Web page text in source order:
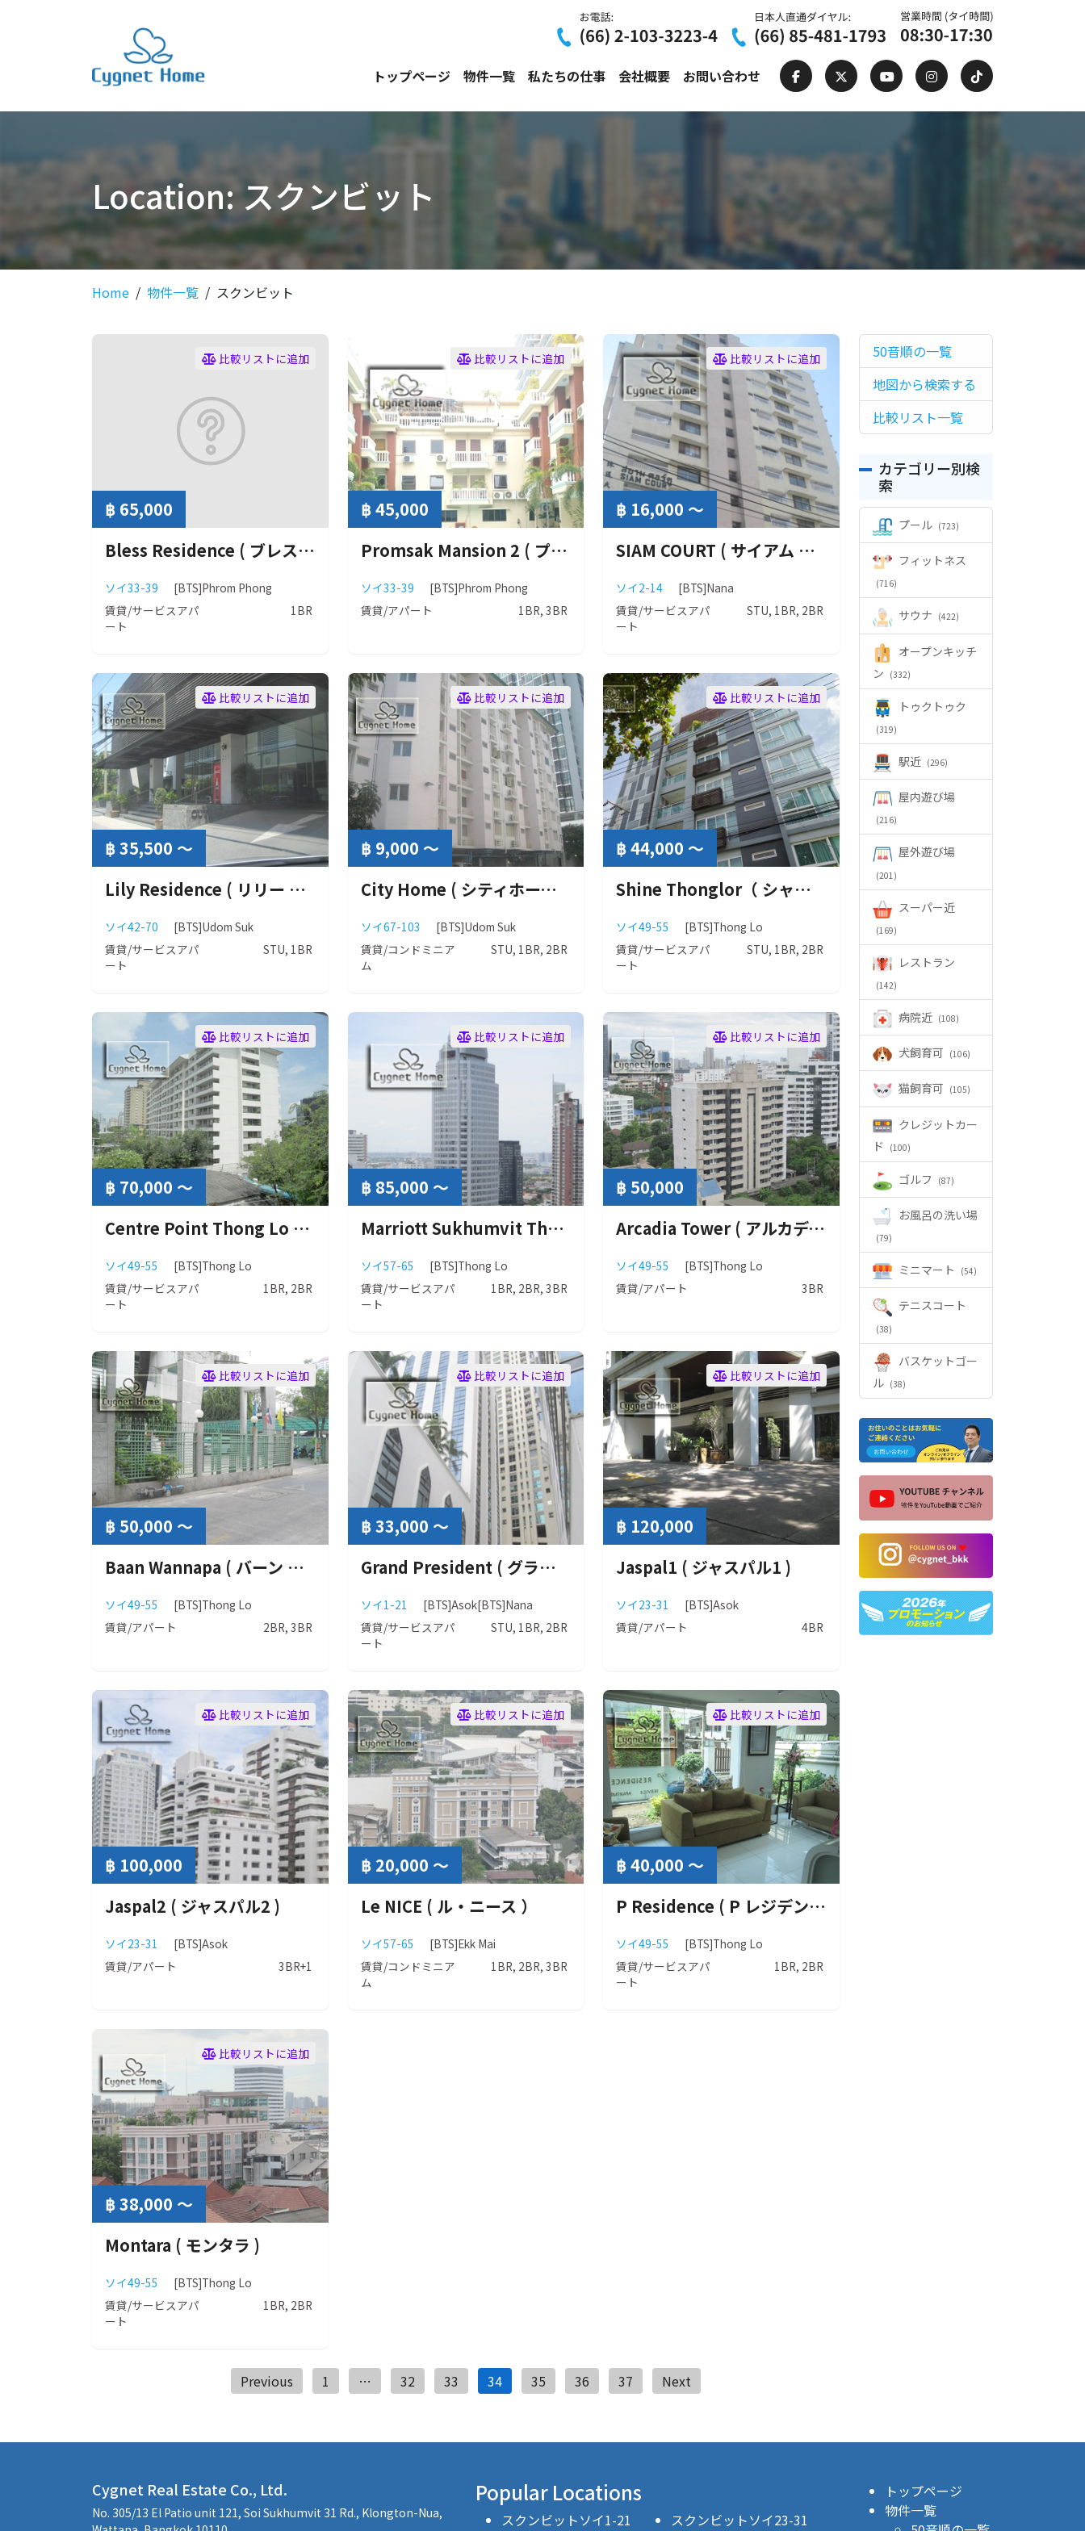
トップページ 物件一覧 私たちの仕事 会社概要 お問い合わせ
Location:スクンビット
Home 物件一覧 スクンビット
比較リストに追加
฿ 65,000
Bless Residence ( ブレス レジデンス ）
ソイ33-39
[BTS]Phrom Phong
賃貸/サービスアパ
ート
1BR
比較リストに追加
฿ 45,000
Promsak Mansion 2 ( プロムサック マンション 2 ）
ソイ33-39
[BTS]Phrom Phong
賃貸/アパート
1BR, 3BR
比較リストに追加
฿ 16,000 ～
SIAM COURT ( サイアム コート )
ソイ2-14
[BTS]Nana
賃貸/サービスアパ
ート
STU, 1BR, 2BR
比較リストに追加
฿ 35,500 ～
Lily Residence ( リリー レジデンス ）
ソイ42-70
[BTS]Udom Suk
賃貸/サービスアパ
ート
STU, 1BR
比較リストに追加
฿ 9,000 ～
City Home ( シティホーム ）
ソイ67-103
[BTS]Udom Suk
賃貸/コンドミニア
ム
STU, 1BR, 2BR
比較リストに追加
฿ 44,000 ～
Shine Thonglor（ シャイン トンロー ）
ソイ49-55
[BTS]Thong Lo
賃貸/サービスアパ
ート
STU, 1BR, 2BR
比較リストに追加
฿ 70,000 ～
Centre Point Thong Lo ( センターポイント トンロー )
ソイ49-55
[BTS]Thong Lo
賃貸/サービスアパ
ート
1BR, 2BR
比較リストに追加
฿ 85,000 ～
Marriott Sukhumvit Thonglor ( マリオット スクンビット トンロー )
ソイ57-65
[BTS]Thong Lo
賃貸/サービスアパ
ート
1BR, 2BR, 3BR
比較リストに追加
฿ 50,000
Arcadia Tower ( アルカディア タワー )
ソイ49-55
[BTS]Thong Lo
賃貸/アパート
3BR
比較リストに追加
฿ 50,000 ～
Baan Wannapa ( バーン ワンナパー )
ソイ49-55
[BTS]Thong Lo
賃貸/アパート
2BR, 3BR
比較リストに追加
฿ 33,000 ～
Grand President ( グランド プレジデント )
ソイ1-21 [BTS]Asok[BTS]Nana
賃貸/サービスアパ
ート
STU, 1BR, 2BR
比較リストに追加
฿ 120,000
Jaspal1 ( ジャスパル1 )
ソイ23-31
[BTS]Asok
賃貸/アパート
4BR
比較リストに追加
฿ 100,000
Jaspal2 ( ジャスパル2 )
ソイ23-31
[BTS]Asok
賃貸/アパート
3BR+1
比較リストに追加
฿ 20,000 ～
Le NICE ( ル・ニース ）
ソイ57-65
[BTS]Ekk Mai
賃貸/コンドミニア
ム
1BR, 2BR, 3BR
比較リストに追加
฿ 40,000 ～
P Residence ( P レジデンス )
ソイ49-55
[BTS]Thong Lo
賃貸/サービスアパ
ート
1BR, 2BR
比較リストに追加
฿ 38,000 ～
Montara ( モンタラ )
ソイ49-55
[BTS]Thong Lo
賃貸/サービスアパ
ート
1BR, 2BR
投
ナ
ゲ
Previous 1 … 32 33 34 35 36 37 Next
50音順の一覧
地図から検索する
比較リスト一覧
カテゴリー別検
索
プール (723)
フィットネス
(716)
サウナ (422)
オープンキッチ
ン (332)
トゥクトゥク
(319)
駅近 (296)
屋内遊び場
(216)
屋外遊び場
(201)
スーパー近
(169)
レストラン
(142)
病院近 (108)
犬飼育可 (106)
猫飼育可 (105)
クレジットカー
ド
(100)
ゴルフ (87)
お風呂の洗い場
(79)
ミニマート (54)
テニスコート
(38)
バスケットゴー
ル (38)
Cygnet Real Estate Co., Ltd.
No. 305/13 El Patio unit 121, Soi Sukhumvit 31 Rd., Klongton-Nua,
Popular Locations
スクンビットソイ1-21
スクンビットソイ23-31
トップページ
物件一覧